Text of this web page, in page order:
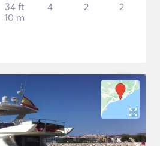
34 ft
10 m
4 2 2